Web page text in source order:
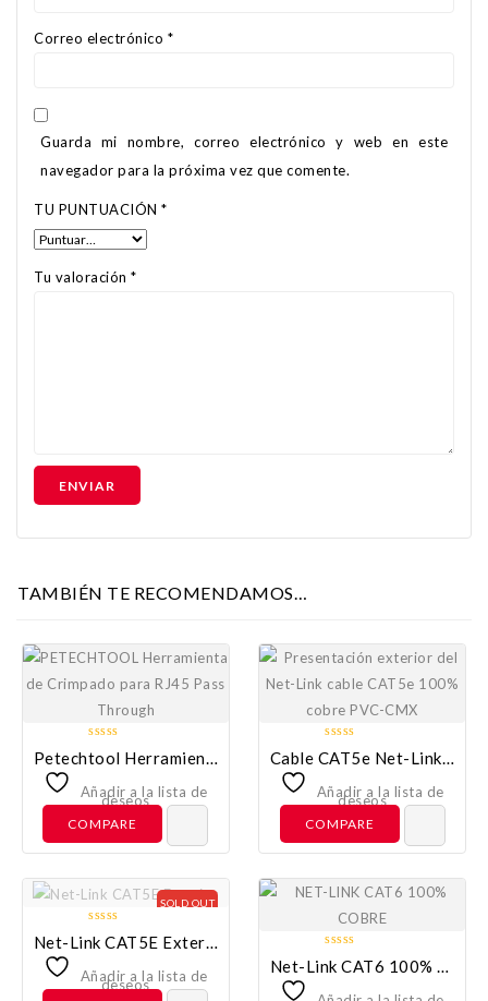
Correo electrónico *
Guarda mi nombre, correo electrónico y web en este
navegador para la próxima vez que comente.
TU PUNTUACIÓN *
Tu valoración *
TAMBIÉN TE RECOMENDAMOS…
Petechtool Herramienta De Crimpado Para RJ45 Pass Through
0
of
5
Añadir a la lista de
deseos
COMPARE
Cable CAT5e Net-Link 100% Cobre PVC-CMX
0
of
5
Añadir a la lista de
deseos
COMPARE
SOLD OUT
Net-Link CAT5E Exterior
0
out
of
5
Añadir a la lista de
deseos
Net-Link CAT6 100% Cobre LSFRZH
0
of